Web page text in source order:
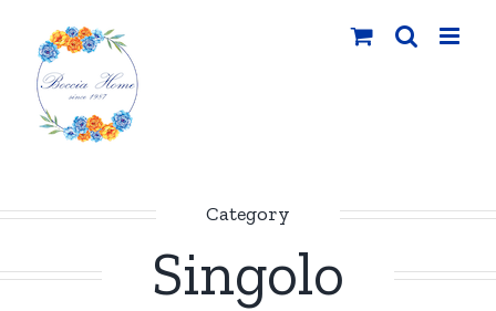
contenuto
Category
Singolo